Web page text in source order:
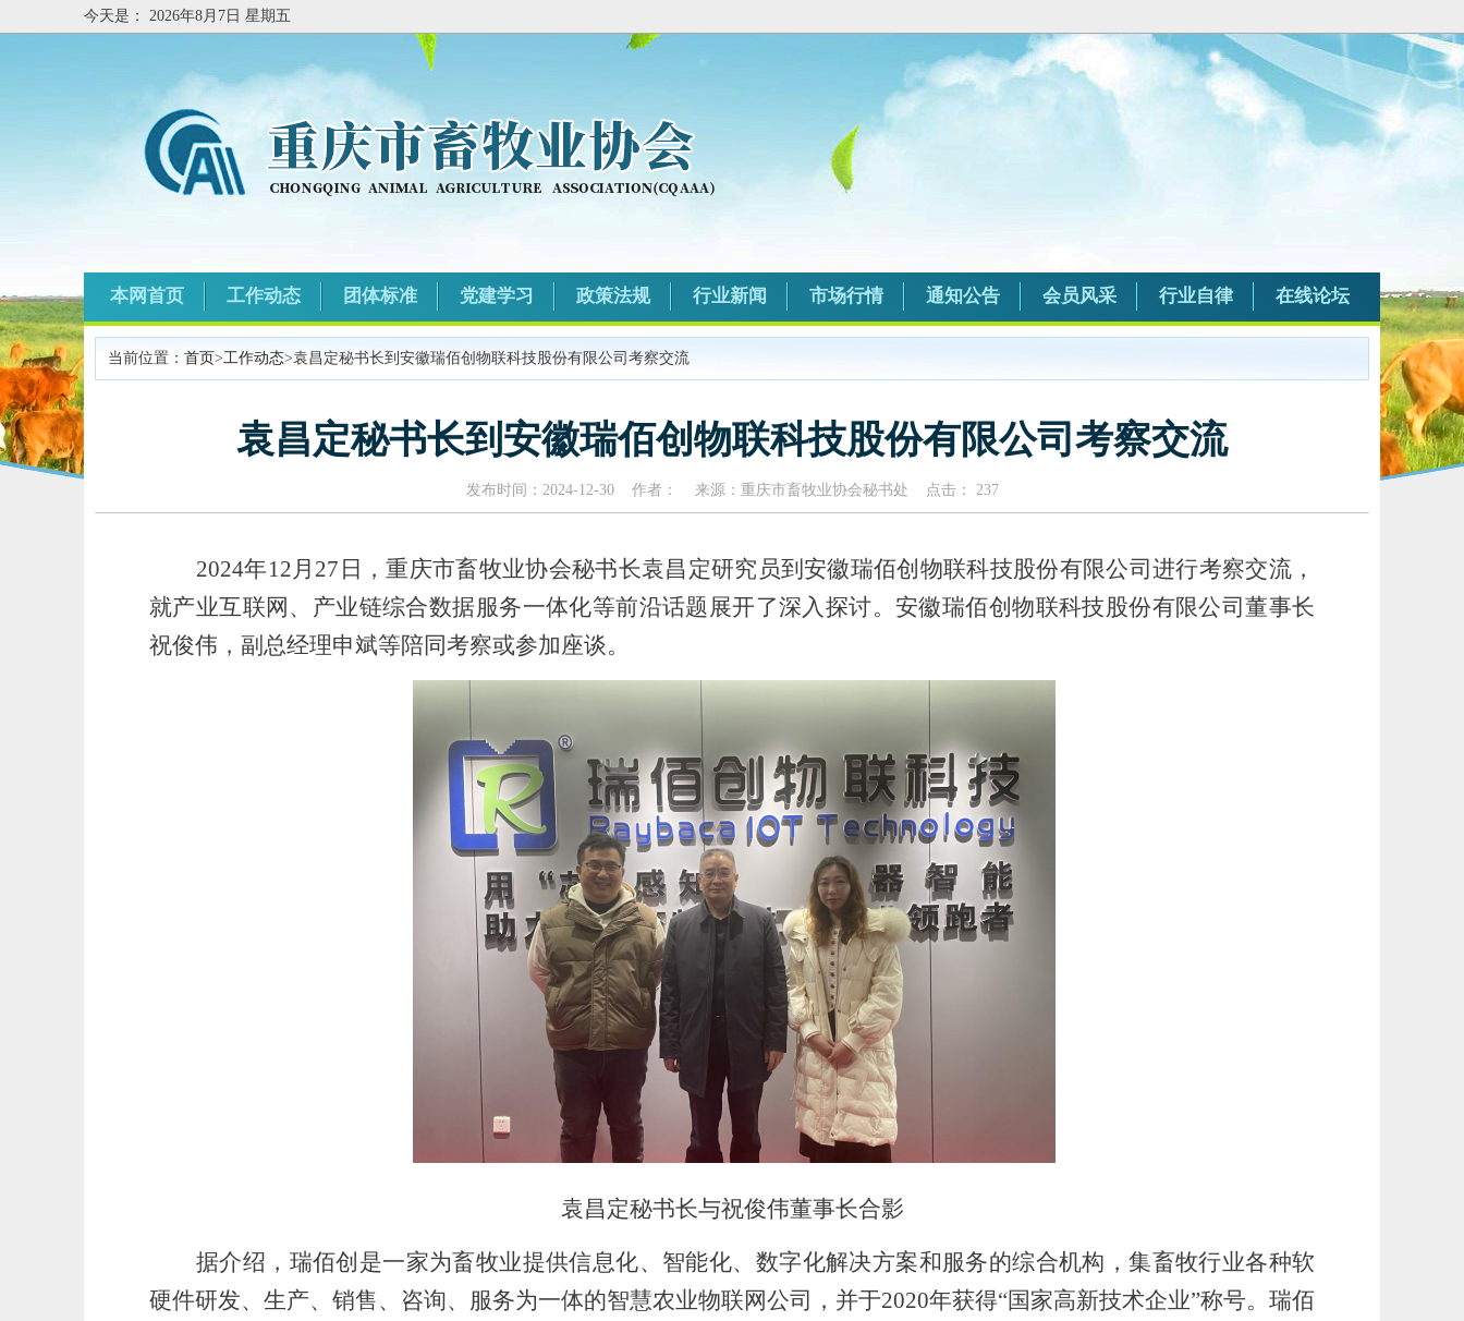
今天是： 2026年8月7日 星期五
本网首页 工作动态 团体标准 党建学习 政策法规 行业新闻 市场行情 通知公告 会员风采 行业自律 在线论坛
当前位置： 首页>工作动态>袁昌定秘书长到安徽瑞佰创物联科技股份有限公司考察交流
袁昌定秘书长到安徽瑞佰创物联科技股份有限公司考察交流
发布时间：2024-12-30 作者： 来源：重庆市畜牧业协会秘书处 点击： 237
2024年12月27日，重庆市畜牧业协会秘书长袁昌定研究员到安徽瑞佰创物联科技股份有限公司进行考察交流，
就产业互联网、产业链综合数据服务一体化等前沿话题展开了深入探讨。安徽瑞佰创物联科技股份有限公司董事长
祝俊伟，副总经理申斌等陪同考察或参加座谈。
袁昌定秘书长与祝俊伟董事长合影
据介绍，瑞佰创是一家为畜牧业提供信息化、智能化、数字化解决方案和服务的综合机构，集畜牧行业各种软
硬件研发、生产、销售、咨询、服务为一体的智慧农业物联网公司，并于2020年获得“国家高新技术企业”称号。瑞佰